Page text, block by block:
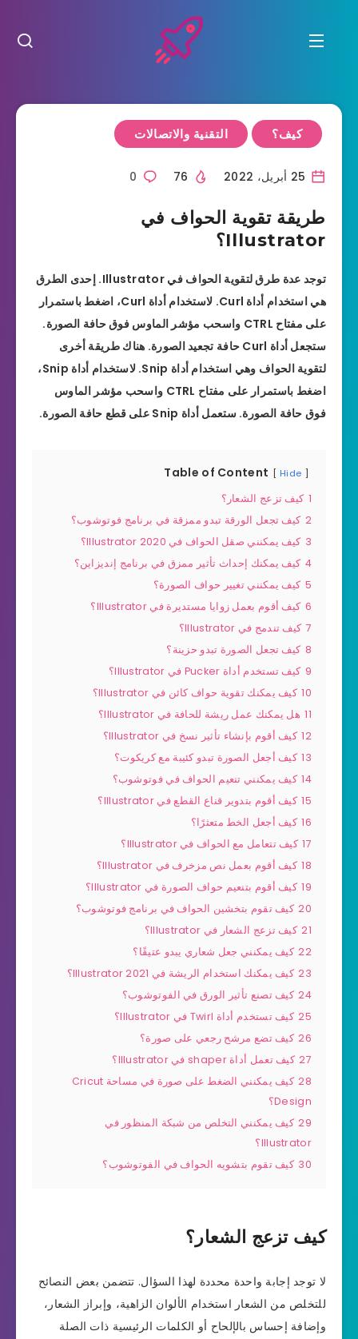
كيف؟ التقنية والاتصالات
0
طريقة تقوية الحواف في
Illustrator؟
توجد عدة طرق لتقوية الحواف في Illustrator. إحدى الطرق
هي استخدام أداة Curl. لاستخدام أداة Curl، اضغط باستمرار
على مفتاح CTRL واسحب مؤشر الماوس فوق حافة الصورة.
ستجعل أداة Curl حافة تجعيد الصورة. هناك طريقة أخرى
لتقوية الحواف وهي استخدام أداة Snip. لاستخدام أداة Snip،
اضغط باستمرار على مفتاح CTRL واسحب مؤشر الماوس
فوق حافة الصورة. ستعمل أداة Snip على قطع حافة الصورة.
Table of Content Hide
1 كيف تزعج الشعار؟
2 كيف تجعل الورقة تبدو ممزقة في برنامج فوتوشوب؟
3 كيف يمكنني صقل الحواف في Illustrator 2020؟
4 كيف يمكنك إحداث تأثير ممزق في برنامج إنديزاين؟
5 كيف يمكنني تغيير حواف الصورة؟
6 كيف أقوم بعمل زوايا مستديرة في Illustrator؟
7 كيف تندمج في Illustrator؟
8 كيف تجعل الصورة تبدو حزينة؟
9 كيف تستخدم أداة Pucker في Illustrator؟
10 كيف يمكنك تقوية حواف كائن في Illustrator؟
11 هل يمكنك عمل ريشة للحافة في Illustrator؟
12 كيف أقوم بإنشاء تأثير نسخ في Illustrator؟
13 كيف أجعل الصورة تبدو كئيبة مع كريكوت؟
14 كيف يمكنني تنعيم الحواف في فوتوشوب؟
15 كيف أقوم بتدوير قناع القطع في Illustrator؟
16 كيف أجعل الخط متعثرًا؟
17 كيف تتعامل مع الحواف في Illustrator؟
18 كيف أقوم بعمل نص مزخرف في Illustrator؟
19 كيف أقوم بتنعيم حواف الصورة في Illustrator؟
20 كيف تقوم بتخشين الحواف في برنامج فوتوشوب؟
21 كيف تزعج الشعار في Illustrator؟
22 كيف يمكنني جعل شعاري يبدو عتيقًا؟
23 كيف يمكنك استخدام الريشة في Illustrator 2021؟
24 كيف تصنع تأثير الورق في الفوتوشوب؟
25 كيف تستخدم أداة Twirl في Illustrator؟
26 كيف تضع مرشح رجعي على صورة؟
27 كيف تعمل أداة shaper في Illustrator؟
28
كيف يمكنني الضغط على صورة في مساحة Cricut
Design؟
29 كيف يمكنني التخلص من شبكة المنظور في
Illustrator؟
30 كيف تقوم بتشويه الحواف في الفوتوشوب؟
كيف تزعج الشعار؟
لا توجد إجابة واحدة محددة لهذا السؤال. تتضمن بعض النصائح
للتخلص من الشعار استخدام الألوان الزاهية، وإبراز الشعار،
وإضافة إحساس بالإلحاح أو الكلمات الرئيسية ذات الصلة